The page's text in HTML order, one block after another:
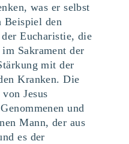
was er selbst
Beispiel den
Eucharistie, die
Sakrament der
mit der
Kranken. Die
Jesus
und
Mann, der aus
es der